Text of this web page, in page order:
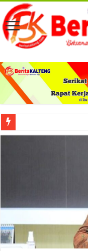
Viral! Selama Dua Bulan